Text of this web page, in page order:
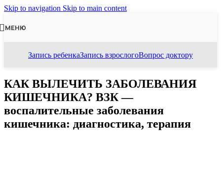
Skip to navigation Skip to main content
МЕНЮ
Запись ребенкаЗапись взрослогоВопрос доктору
КАК ВЫЛЕЧИТЬ ЗАБОЛЕВАНИЯ
КИШЕЧНИКА? ВЗК —
воспалительные заболевания
кишечника: диагностика, терапия